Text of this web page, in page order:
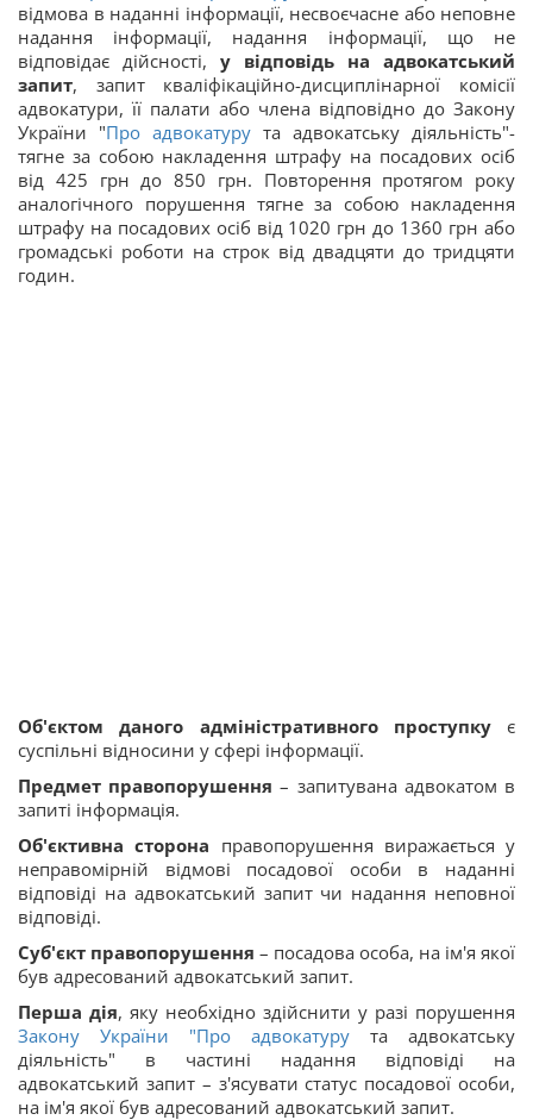
відмова в наданні інформації, несвоєчасне або неповне
надання інформації, надання інформації, що не
відповідає дійсності, у відповідь на адвокатський
запит, запит кваліфікаційно-дисциплінарної комісії
адвокатури, її палати або члена відповідно до Закону
України "Про адвокатуру та адвокатську діяльність"-
тягне за собою накладення штрафу на посадових осіб
від 425 грн до 850 грн. Повторення протягом року
аналогічного порушення тягне за собою накладення
штрафу на посадових осіб від 1020 грн до 1360 грн або
громадські роботи на строк від двадцяти до тридцяти
годин.
Об'єктом даного адміністративного проступкує
суспільні відносини у сфері інформації.
Предмет правопорушення – запитувана адвокатом в
запиті інформація.
Об'єктивна сторона правопорушення виражається у
неправомірній відмові посадової особи в наданні
відповіді на адвокатський запит чи надання неповної
відповіді.
Суб'єкт правопорушення – посадова особа, на ім'я якої
був адресований адвокатський запит.
Перша дія, яку необхідно здійснити у разі порушення
Закону України "Про адвокатуру та адвокатську
діяльність" в частині надання відповіді на
адвокатський запит – з'ясувати статус посадової особи,
на ім'я якої був адресований адвокатський запит.